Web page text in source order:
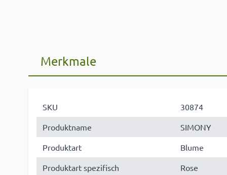
Merkmale
SKU
30874
Produktname
SIMONY
Produktart
Blume
Produktart spezifisch
Rose